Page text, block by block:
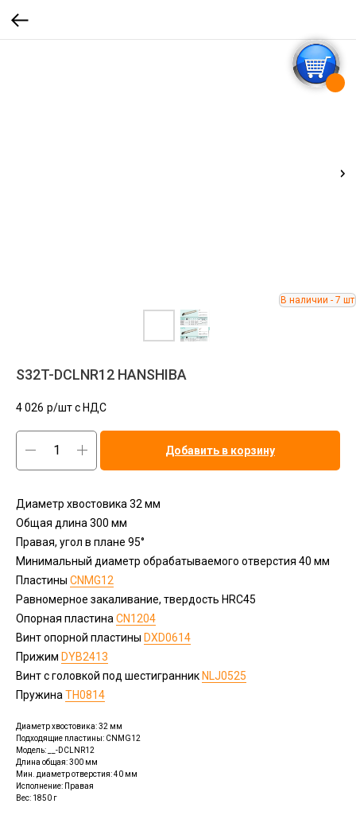
S32T-DCLNR12 HANSHIBA
4 026 р/шт c НДС
Добавить в корзину
Диаметр хвостовика 32 мм
Общая длина 300 мм
Правая, угол в плане 95°
Минимальный диаметр обрабатываемого отверстия 40 мм
Пластины СNMG12
Равномерное закаливание, твердость HRC45
Опорная пластина CN1204
Винт опорной пластины DXD0614
Прижим DYB2413
Винт с головкой под шестигранник NLJ0525
Пружина TH0814
Диаметр хвостовика: 32 мм
Подходящие пластины: CNMG12
Модель: __-DCLNR12
Длина общая: 300 мм
Мин. диаметр отверстия: 40 мм
Исполнение: Правая
Вес: 1850 г